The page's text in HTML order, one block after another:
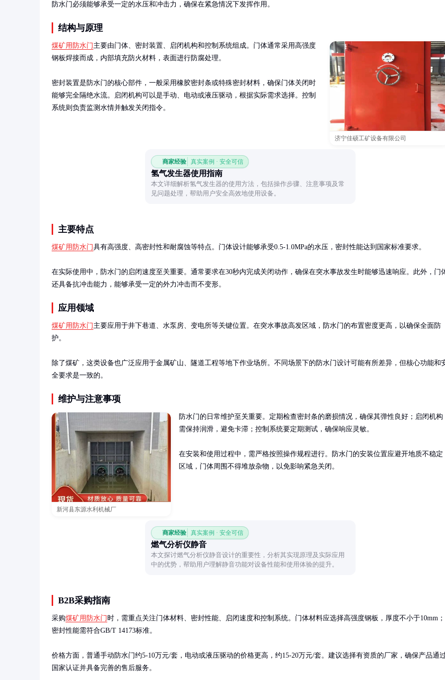
防水门必须能够承受一定的水压和冲击力，确保在紧急情况下发挥作用。
结构与原理
济宁佳硕工矿设备有限公司
煤矿用防水门 主要由门体、密封装置、启闭机构和控制系统组成。门体通常采用高强度
钢板焊接而成，内部填充防火材料，表面进行防腐处理。
密封装置是防水门的核心部件，一般采用橡胶密封条或特殊密封材料，确保门体关闭时
能够完全隔绝水流。启闭机构可以是手动、电动或液压驱动，根据实际需求选择。控制
系统则负责监测水情并触发关闭指令。
商家经验 真实案例 · 安全可信
氢气发生器使用指南
本文详细解析氢气发生器的使用方法，包括操作步骤、注意事项及常
见问题处理，帮助用户安全高效地使用设备。
主要特点
煤矿用防水门具有高强度、高密封性和耐腐蚀等特点。门体设计能够承受0.5-1.0MPa的水压，密封性能达到国家标准要求。
在实际使用中，防水门的启闭速度至关重要。通常要求在30秒内完成关闭动作，确保在突水事故发生时能够迅速响应。此外，门
还具备抗冲击能力，能够承受一定的外力冲击而不变形。
应用领域
煤矿用防水门 主要应用于井下巷道、水泵房、变电所等关键位置。在突水事故高发区域，防水门的布置密度更高，以确保全面防
护。
除了煤矿，这类设备也广泛应用于金属矿山、隧道工程等地下作业场所。不同场景下的防水门设计可能有所差异，但核心功能和
全要求是一致的。
维护与注意事项
新河县东源水利机械厂
防水门的日常维护至关重要。定期检查密封条的磨损情况，确保其弹性良好；启闭机构
需保持润滑，避免卡滞；控制系统要定期测试，确保响应灵敏。
在安装和使用过程中，需严格按照操作规程进行。防水门的安装位置应避开地质不稳定
区域，门体周围不得堆放杂物，以免影响紧急关闭。
商家经验 真实案例 · 安全可信
燃气分析仪静音
本文探讨燃气分析仪静音设计的重要性，分析其实现原理及实际应用
中的优势，帮助用户理解静音功能对设备性能和使用体验的提升。
B2B采购指南
采购煤矿用防水门 时，需重点关注门体材料、密封性能、启闭速度和控制系统。门体材料应选择高强度钢板，厚度不小于10mm；
密封性能需符合GB/T 14173标准。
价格方面，普通手动防水门约5-10万元/套，电动或液压驱动的价格更高，约15-20万元/套。建议选择有资质的厂家，确保产品通
国家认证并具备完善的售后服务。